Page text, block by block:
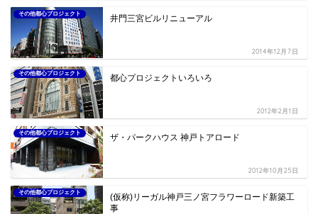
その他都心プロジェクト 井門三宮ビルリニューアル
2014年12月7日
その他都心プロジェクト 都心プロジェクトいろいろ
2012年2月1日
その他都心プロジェクト ザ・パークハウス 神戸トアロード
2012年10月25日
その他都心プロジェクト
(仮称)リーガル神戸三ノ宮フラワーロード新築工
事